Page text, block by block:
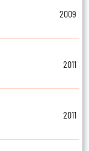
2009
2011
2011